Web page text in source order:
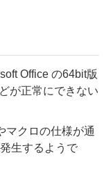
Office の64bit版
が正常にできない
マクロの仕様が通
生するようで